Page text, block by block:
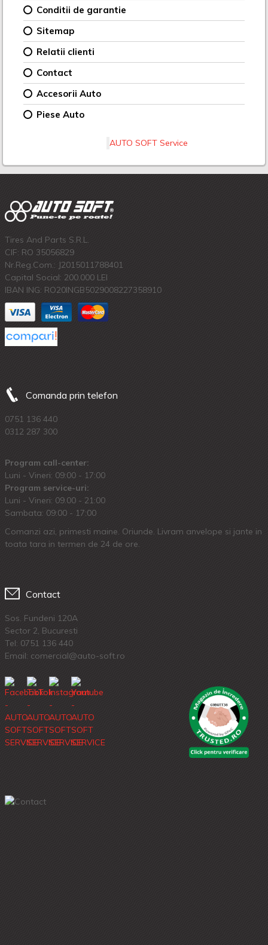
Conditii de garantie
Sitemap
Relatii clienti
Contact
Accesorii Auto
Piese Auto
AUTO SOFT Service
Tires And Parts S.R.L.
CIF: RO 35056829
Nr.Reg.Com.: J2015011788401
Capital Social: 200.000 LEI
IBAN ING: RO20INGB5029008227358910
Comanda prin telefon
0751 136 440
0312 287 300
Program call-center:
Luni - Vineri: 09:00 - 17:00
Program service-uri:
Luni - Vineri: 09.00 - 21:00
Sambata: 09:00 - 17:00
Comanzi azi, primesti maine. Oriunde. Livram anvelope si jante in
toata tara in termen de 24 de ore.
Contact
Sos. Fundeni 120A
Sector 2, Bucuresti
Tel: 0751 136 440
Email: comercial@auto-soft.ro